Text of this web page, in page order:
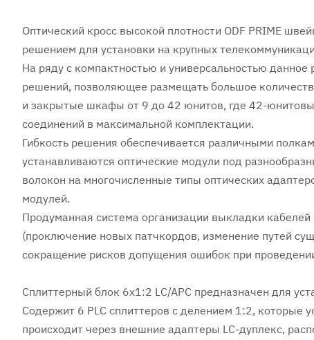
Оптический кросс высокой плотности ODF PRIME
решением для установки на крупных
На ряду с компактностью и универсальностью
решений, позволяющее размещать большое
и закрытые шкафы от 9 до 42 юнитов, где 42-
соединений в максимальной комплектации.
Гибкость решения обеспечивается различными
устанавливаются оптические модули под
волокон на многочисленные типы оптических
модулей.
Продуманная система организации выкладки
(проключение новых патчкордов, изменение путей
сокращение рисков допущения ошибок при
Сплиттерный блок 6x1:2 LC/APC предназначен для
Содержит 6 PLC сплиттеров с делением 1:2, которые
происходит через внешние адаптеры LC-дуплекс,